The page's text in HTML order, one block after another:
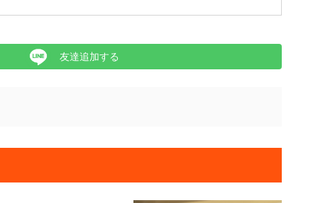
友達追加する